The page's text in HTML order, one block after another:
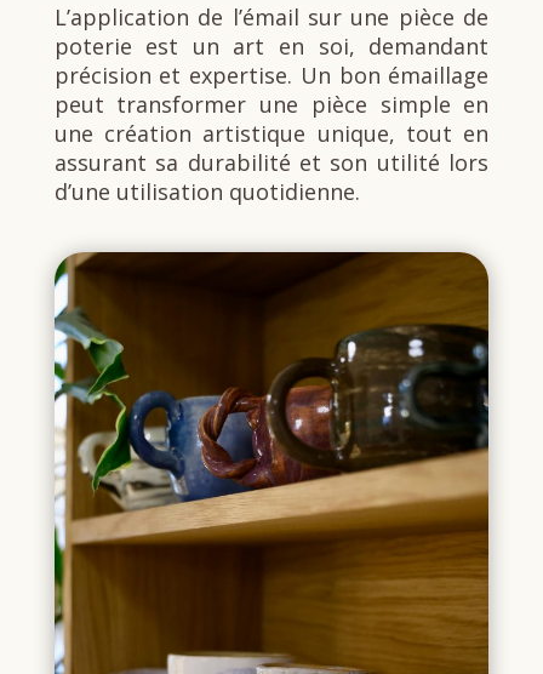
L’application de l’émail sur une pièce de
poterie est un art en soi, demandant
précision et expertise. Un bon émaillage
peut transformer une pièce simple en
une création artistique unique, tout en
assurant sa durabilité et son utilité lors
d’une utilisation quotidienne.